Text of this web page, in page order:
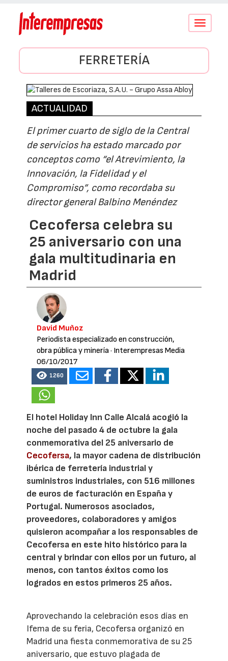
Conmutar
FERRETERÍA
ACTUALIDAD
El primer cuarto de siglo de la Central
de servicios ha estado marcado por
conceptos como “el Atrevimiento, la
Innovación, la Fidelidad y el
Compromiso”, como recordaba su
director general Balbino Menéndez
Cecofersa celebra su
25 aniversario con una
gala multitudinaria en
Madrid
David Muñoz
Periodista especializado en construcción,
obra pública y minería· Interempresas Media
06/10/2017
1260
El hotel Holiday Inn Calle Alcalá acogió la
noche del pasado 4 de octubre la gala
conmemorativa del 25 aniversario de
Cecofersa, la mayor cadena de distribución
ibérica de ferretería industrial y
suministros industriales, con 516 millones
de euros de facturación en España y
Portugal. Numerosos asociados,
proveedores, colaboradores y amigos
quisieron acompañar a los responsables de
Cecofersa en este hito histórico para la
central y brindar con ellos por un futuro, al
menos, con tantos éxitos como los
logrados en estos primeros 25 años.
Aprovechando la celebración esos días en
Ifema de su feria, Cecofersa organizó en
Madrid una fiesta conmemorativa de su 25
aniversario, que estuvo plagada de